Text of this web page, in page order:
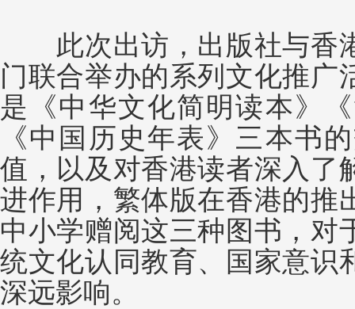
此次出访，出版社与香
门联合举办的系列文化推广
是《中华文化简明读本》
《中国历史年表》三本书
值，以及对香港读者深入了
进作用，繁体版在香港的推
中小学赠阅这三种图书，对
统文化认同教育、国家意识
深远影响。